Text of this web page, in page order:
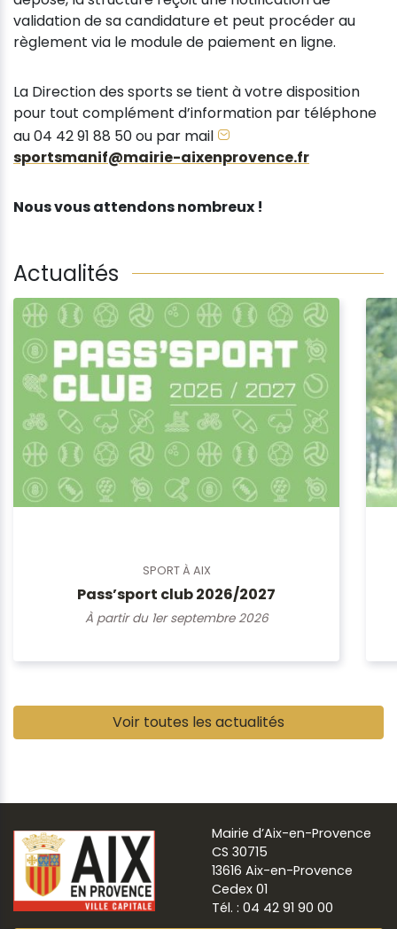
validation de sa candidature et peut procéder au
règlement via le module de paiement en ligne.
La Direction des sports se tient à votre disposition
pour tout complément d’information par téléphone
au 04 42 91 88 50 ou par mail
sportsmanif@mairie-aixenprovence.fr
Nous vous attendons nombreux !
Actualités
SPORT À AIX
Pass’sport club 2026/2027
À partir du 1er septembre 2026
Voir toutes les actualités
Mairie d’Aix-en-Provence
CS 30715
13616 Aix-en-Provence
Cedex 01
Tél. : 04 42 91 90 00